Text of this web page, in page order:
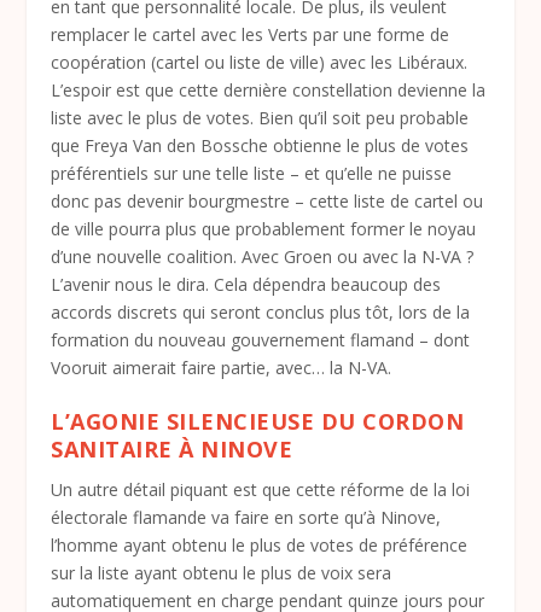
en tant que personnalité locale. De plus, ils veulent
remplacer le cartel avec les Verts par une forme de
coopération (cartel ou liste de ville) avec les Libéraux.
L’espoir est que cette dernière constellation devienne la
liste avec le plus de votes. Bien qu’il soit peu probable
que Freya Van den Bossche obtienne le plus de votes
préférentiels sur une telle liste – et qu’elle ne puisse
donc pas devenir bourgmestre – cette liste de cartel ou
de ville pourra plus que probablement former le noyau
d’une nouvelle coalition. Avec Groen ou avec la N-VA ?
L’avenir nous le dira. Cela dépendra beaucoup des
accords discrets qui seront conclus plus tôt, lors de la
formation du nouveau gouvernement flamand – dont
Vooruit aimerait faire partie, avec… la N-VA.
L’AGONIE SILENCIEUSE DU CORDON
SANITAIRE À NINOVE
Un autre détail piquant est que cette réforme de la loi
électorale flamande va faire en sorte qu’à Ninove,
l’homme ayant obtenu le plus de votes de préférence
sur la liste ayant obtenu le plus de voix sera
automatiquement en charge pendant quinze jours pour